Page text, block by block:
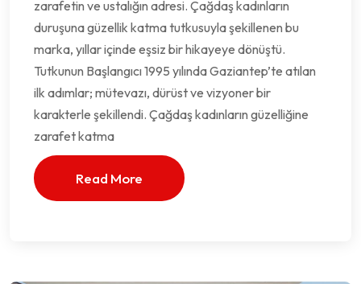
zarafetin ve ustalığın adresi. Çağdaş kadınların
duruşuna güzellik katma tutkusuyla şekillenen bu
marka, yıllar içinde eşsiz bir hikayeye dönüştü.
Tutkunun Başlangıcı 1995 yılında Gaziantep’te atılan
ilk adımlar; mütevazı, dürüst ve vizyoner bir
karakterle şekillendi. Çağdaş kadınların güzelliğine
zarafet katma
Read More